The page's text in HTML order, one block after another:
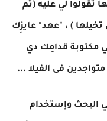
تقولوا لي عليه (ثم
) ، "عهد" عايزِك
مكتوبة قدامِك دي
فى الفيلا ...
في البحث وإستخدام